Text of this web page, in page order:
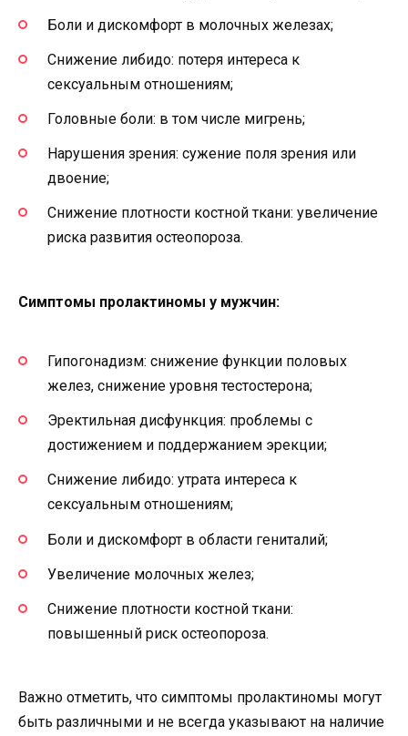
Боли и дискомфорт в молочных железах;
Снижение либидо: потеря интереса к
сексуальным отношениям;
Головные боли: в том числе мигрень;
Нарушения зрения: сужение поля зрения или
двоение;
Снижение плотности костной ткани: увеличение
риска развития остеопороза.
Симптомы пролактиномы у мужчин:
Гипогонадизм: снижение функции половых
желез, снижение уровня тестостерона;
Эректильная дисфункция: проблемы с
достижением и поддержанием эрекции;
Снижение либидо: утрата интереса к
сексуальным отношениям;
Боли и дискомфорт в области гениталий;
Увеличение молочных желез;
Снижение плотности костной ткани:
повышенный риск остеопороза.
Важно отметить, что симптомы пролактиномы могут
быть различными и не всегда указывают на наличие